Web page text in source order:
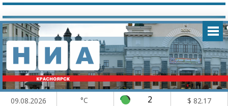
09.08.2026 °C 2
$ 82.17